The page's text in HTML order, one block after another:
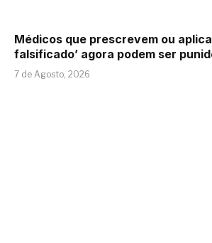
Médicos que prescrevem ou
falsificado’ agora podem ser
7 de Agosto, 2026